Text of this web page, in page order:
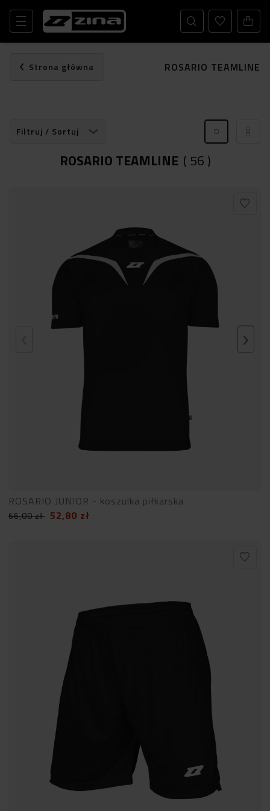
Strona główna ROSARIO TEAMLINE
Filtruj / Sortuj
ROSARIO TEAMLINE ( 56 )
ROSARIO JUNIOR - koszulka piłkarska
66,00zł 52,80 zł